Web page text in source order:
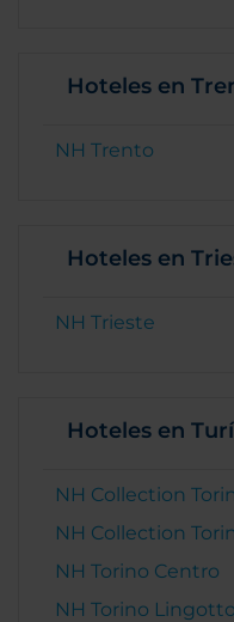
Hoteles en
NH Trento
Hoteles en
NH Trieste
Hoteles en
NH Collection
NH Collection
NH Torino Centro
NH Torino